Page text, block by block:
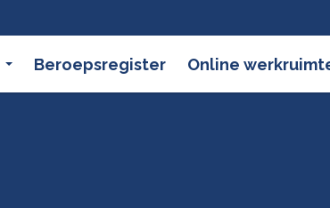
Beroepsregister Online